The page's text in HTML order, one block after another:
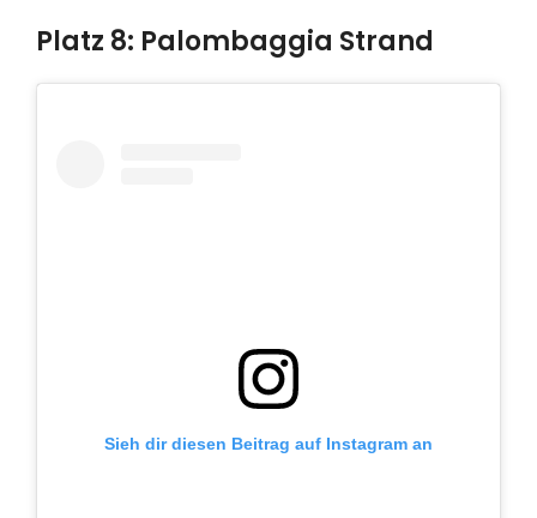
Platz 8: Palombaggia Strand
Sieh dir diesen Beitrag auf Instagram an